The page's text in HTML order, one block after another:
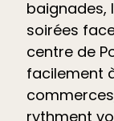
baignades,
soirées
centre de
facilement
rythment